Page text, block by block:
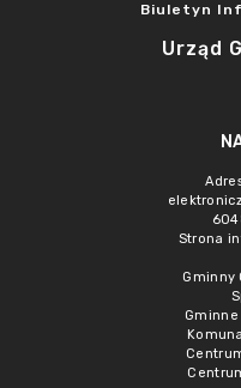
Biuletyn
Urząd
Strona
Gminny
Gminne